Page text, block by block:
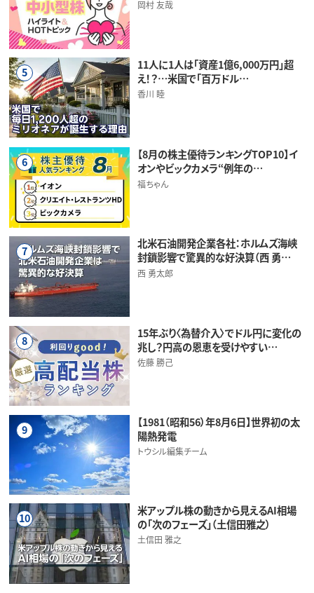
岡村 友哉
5
11人に1人は「資産1億6,000万円」超
え！？…米国で「百万ドル…
香川 睦
6
【8月の株主優待ランキングTOP10】イ
オンやビックカメラ“例年の…
福ちゃん
7
北米石油開発企業各社：ホルムズ海峡
封鎖影響で驚異的な好決算（西 勇…
西 勇太郎
8
15年ぶり〈為替介入〉でドル円に変化の
兆し？円高の恩恵を受けやすい…
佐藤 勝己
9
【1981（昭和56）年8月6日】世界初の太
陽熱発電
トウシル編集チーム
10
米アップル株の動きから見えるAI相場
の「次のフェーズ」（土信田雅之）
土信田 雅之